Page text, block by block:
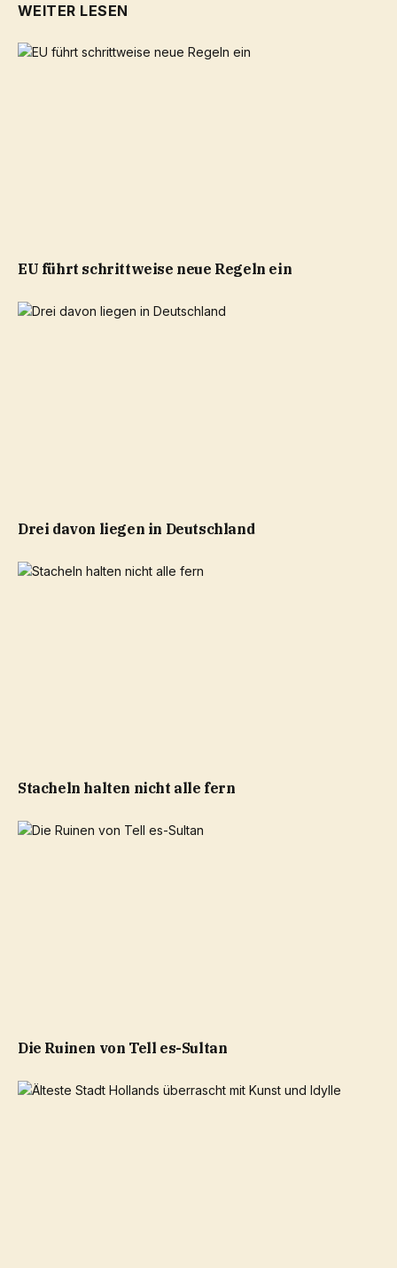
WEITER LESEN
EU führt schrittweise neue Regeln ein
Drei davon liegen in Deutschland
Stacheln halten nicht alle fern
Die Ruinen von Tell es-Sultan